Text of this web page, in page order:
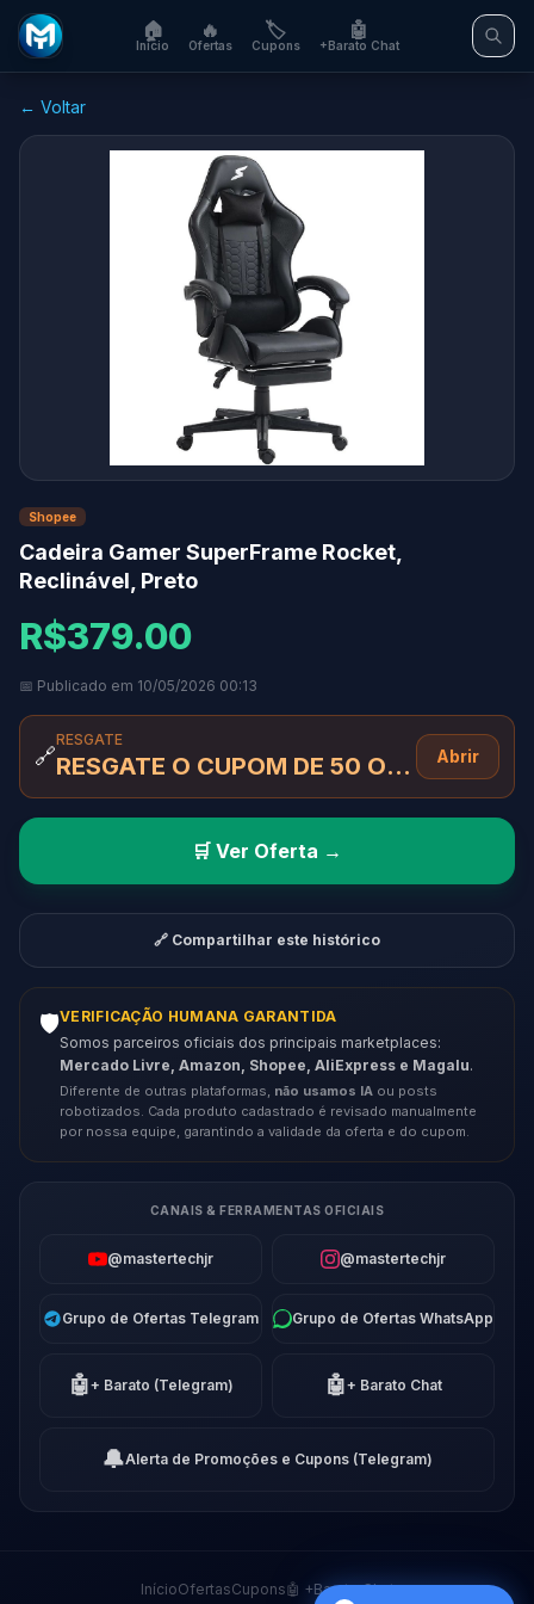
🏠
Início
🔥
Ofertas
🏷️
Cupons
🤖
+Barato Chat
← Voltar
Shopee
Cadeira Gamer SuperFrame Rocket,
Reclinável, Preto
R$379.00
📅 Publicado em 10/05/2026 00:13
🔗
RESGATE
RESGATE O CUPOM DE 50 OFF AQUI Abrir
🛒 Ver Oferta →
🔗 Compartilhar este histórico
🛡️VERIFICAÇÃO HUMANA GARANTIDA
Somos parceiros oficiais dos principais marketplaces:
Mercado Livre, Amazon, Shopee, AliExpress e Magalu.
Diferente de outras plataformas, não usamos IA ou posts
robotizados. Cada produto cadastrado é revisado manualmente
por nossa equipe, garantindo a validade da oferta e do cupom.
CANAIS & FERRAMENTAS OFICIAIS
@mastertechjr @mastertechjr
Grupo de Ofertas Telegram Grupo de Ofertas WhatsApp
🤖+ Barato (Telegram) 🤖+ Barato Chat
🔔Alerta de Promoções e Cupons (Telegram)
InícioOfertasCupons🤖 +Barato Chat